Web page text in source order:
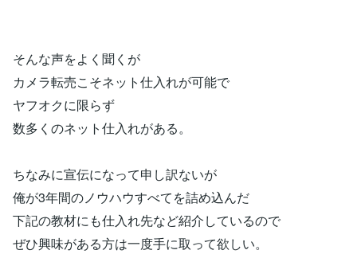
そんな声をよく聞くが
カメラ転売こそネット仕入れが可能で
ヤフオクに限らず
数多くのネット仕入れがある。
ちなみに宣伝になって申し訳ないが
俺が3年間のノウハウすべてを詰め込んだ
下記の教材にも仕入れ先など紹介しているので
ぜひ興味がある方は一度手に取って欲しい。